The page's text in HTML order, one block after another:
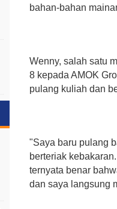
bahan-bahan
Wenny, salah satu
8 kepada AMOK
pulang kuliah dan
"Saya baru pulang
berteriak
ternyata benar
dan saya langsung